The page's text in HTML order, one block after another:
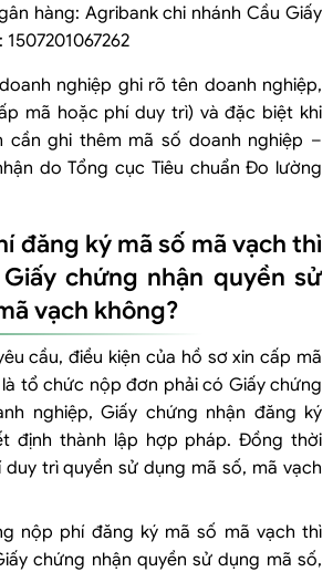
hàng: Agribank chi nhánh Cầu Giấy
nghiệp ghi rõ tên doanh nghiệp,
mã hoặc phí duy trì) và đặc biệt khi
cần ghi thêm mã số doanh nghiệp –
do Tổng cục Tiêu chuẩn Đo lường
đăng ký mã số mã vạch thì
chứng nhận quyền sử
vạch không?
cầu, điều kiện của hồ sơ xin cấp mã
tổ chức nộp đơn phải có Giấy chứng
nghiệp, Giấy chứng nhận đăng ký
định thành lập hợp pháp. Đồng thời
trì quyền sử dụng mã số, mã vạch
nộp phí đăng ký mã số mã vạch thì
chứng nhận quyền sử dụng mã số,